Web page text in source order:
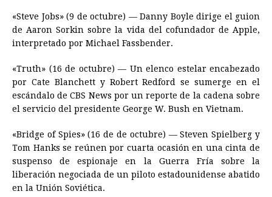
«Steve Jobs» (9 de octubre) — Danny Boyle dirige el guion
de Aaron Sorkin sobre la vida del cofundador de Apple,
interpretado por Michael Fassbender.
«Truth» (16 de octubre) — Un elenco estelar encabezado
por Cate Blanchett y Robert Redford se sumerge en el
escándalo de CBS News por un reporte de la cadena sobre
el servicio del presidente George W. Bush en Vietnam.
«Bridge of Spies» (16 de de octubre) — Steven Spielberg y
Tom Hanks se reúnen por cuarta ocasión en una cinta de
suspenso de espionaje en la Guerra Fría sobre la
liberación negociada de un piloto estadounidense abatido
en la Unión Soviética.